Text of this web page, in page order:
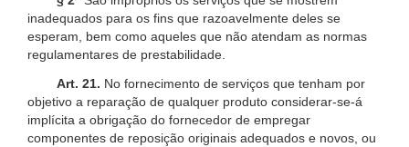
inadequados para os fins que razoavelmente deles se
esperam, bem como aqueles que não atendam as normas
regulamentares de prestabilidade.
Art. 21. No fornecimento de serviços que tenham por
objetivo a reparação de qualquer produto considerar-se-á
implícita a obrigação do fornecedor de empregar
componentes de reposição originais adequados e novos, ou